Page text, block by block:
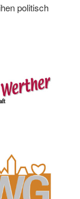
politisch